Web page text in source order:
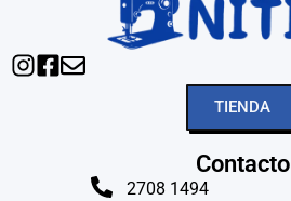
TIENDA
Contacto
2708 1494